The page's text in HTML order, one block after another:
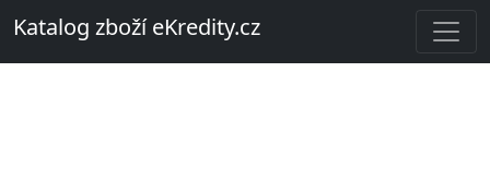
Katalog zboží eKredity.cz